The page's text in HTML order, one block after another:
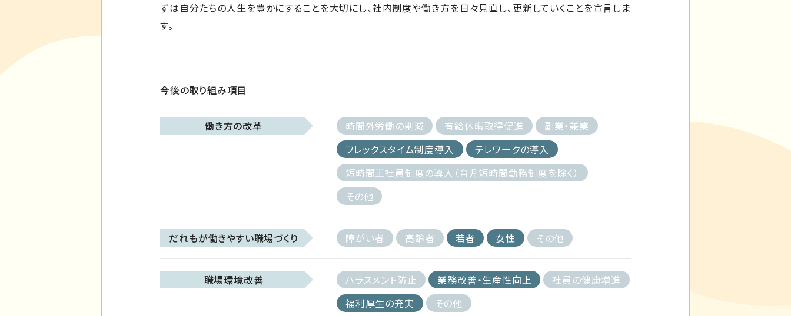
ずは自分たちの人生を豊かにすることを大切にし、社内制度や働き方を日々見直し、更新していくことを宣言しま
す。
今後の取り組み項目
働き方の改革 時間外労働の削減 有給休暇取得促進
副業・兼業
フレックスタイム制度導入
テレワークの導入
短時間正社員制度の導入（育児短時間勤務制度を除く）
その他
だれもが働きやすい職場づくり 障がい者 高齢者 若者 女性 その他
職場環境改善 ハラスメント防止 業務改善・生産性向上
社員の健康増進
福利厚生の充実
その他